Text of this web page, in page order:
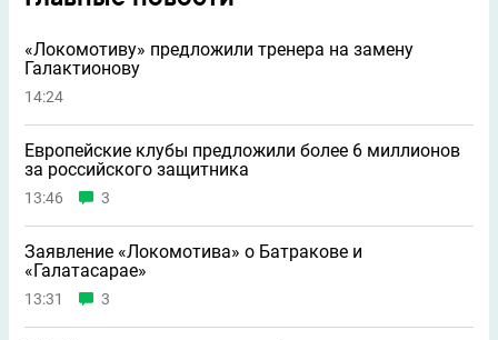
«Локомотиву» предложили тренера на замену
Галактионову
14:24
Европейские клубы предложили более 6 миллионов
за российского защитника
13:46 3
Заявление «Локомотива» о Батракове и
«Галатасарае»
13:31 3